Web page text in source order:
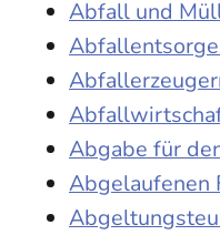
Abfall und
Abgabe für
Abgelaufenen